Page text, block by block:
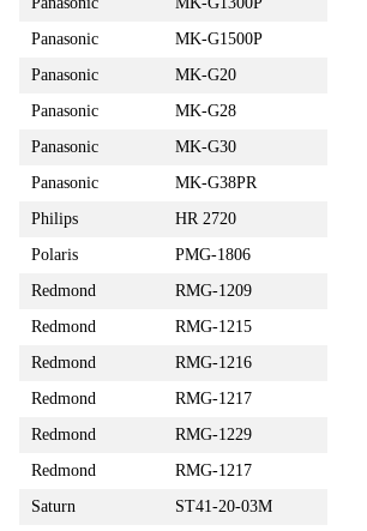
Panasonic
MK-G1500P
Panasonic
MK-G20
Panasonic
MK-G28
Panasonic
MK-G30
Panasonic
MK-G38PR
Philips
HR 2720
Polaris
PMG-1806
Redmond
RMG-1209
Redmond
RMG-1215
Redmond
RMG-1216
Redmond
RMG-1217
Redmond
RMG-1229
Redmond
RMG-1217
Saturn
ST41-20-03М